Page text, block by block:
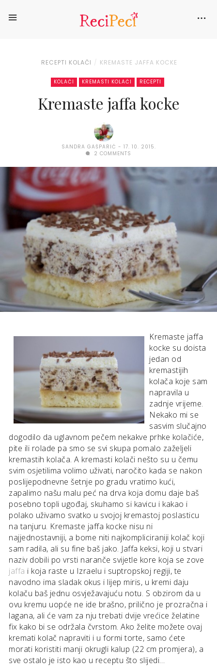
RECEPTI KOLAČI KREMASTE JAFFA KOCKE
KOLAČI KREMASTI KOLAČI RECEPTI
Kremaste jaffa kocke
SANDRA GAŠPARIĆ
17. 10. 2015.
2 COMMENTS
Kremaste jaffa
kocke su doista
jedan od
kremastijih
kolača koje sam
napravila u
zadnje vrijeme.
Nekako mi se
sasvim slučajno
dogodilo da uglavnom pečem nekakve prhke kolačiće,
pite ili rolade pa smo se svi skupa pomalo zaželjeli
kremastih kolača. A kremasti kolači nešto su u čemu
svim osjetilima volimo uživati, naročito kada se nakon
poslijepodnevne šetnje po gradu vratimo kući,
zapalimo našu malu peć na drva koja domu daje baš
posebno topli ugođaj, skuhamo si kavicu i kakao i
polako uživamo svatko u svojoj kremastoj poslasticu
na tanjuru. Kremaste jaffa kocke nisu ni
najjednostavniji, a bome niti najkompliciraniji kolač koji
sam radila, ali su fine baš jako. Jaffa keksi, koji u stvari
naziv dobili po vrsti naranče svijetle kore koja se zove
jaffa i koja raste u Izraelu i suptropskoj regiji, te
navodno ima sladak okus i lijep miris, u kremi daju
kolaču baš jednu osvježavajuću notu. S obzirom da u
ovu kremu uopće ne ide brašno, prilično je prozračna i
lagana, ali će vam za nju trebati dvije vrećice želatine
fix kako bi se održala čvrstom. Ako želite možete ovaj
kremati kolač napraviti i u formi torte, samo ćete
morati koristiti manji okrugli kalup (22 cm promjera), a
sve ostalo je isto kao u receptu što slijedi…